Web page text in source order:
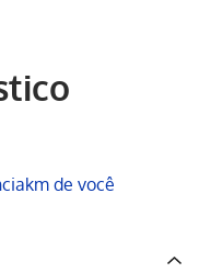
km de você